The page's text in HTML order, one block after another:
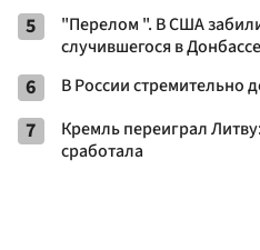
5
"Перелом ". В США
случившегося в Донбассе
6 В России стремительно
7
Кремль переиграл
сработала